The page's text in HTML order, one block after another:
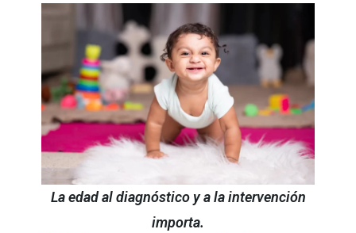
La edad al diagnóstico y a la intervención
importa.